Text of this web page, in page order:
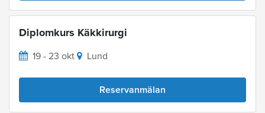
Diplomkurs Käkkirurgi
19 - 23 okt Lund
Reservanmälan